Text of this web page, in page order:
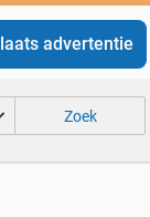
advertentie
Zoek